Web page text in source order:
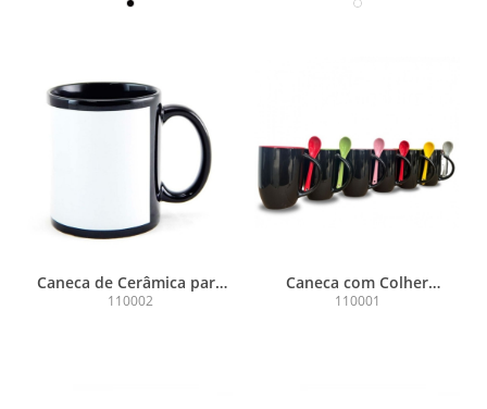
Caneca de Cerâmica para
Sublimação Preta com
110002
Caneca com Colher
Cerâmica Collor
110001